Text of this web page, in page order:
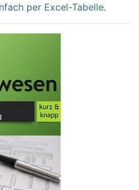
per Excel-Tabelle.